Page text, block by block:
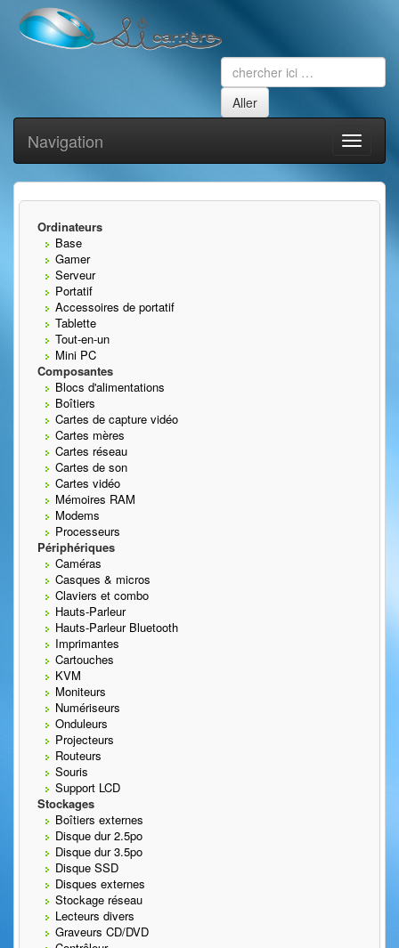
Toggle
Navigation
Ordinateurs
Base
Gamer
Serveur
Portatif
Accessoires de portatif
Tablette
Tout-en-un
Mini PC
Composantes
Blocs d'alimentations
Boîtiers
Cartes de capture vidéo
Cartes mères
Cartes réseau
Cartes de son
Cartes vidéo
Mémoires RAM
Modems
Processeurs
Périphériques
Caméras
Casques & micros
Claviers et combo
Hauts-Parleur
Hauts-Parleur Bluetooth
Imprimantes
Cartouches
KVM
Moniteurs
Numériseurs
Onduleurs
Projecteurs
Routeurs
Souris
Support LCD
Stockages
Boîtiers externes
Disque dur 2.5po
Disque dur 3.5po
Disque SSD
Disques externes
Stockage réseau
Lecteurs divers
Graveurs CD/DVD